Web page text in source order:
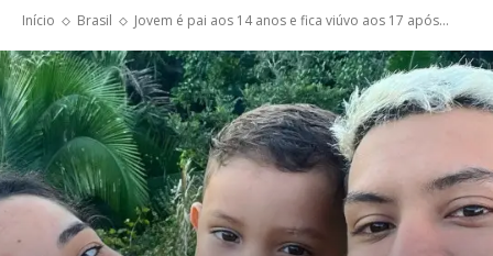
Início Brasil Jovem é pai aos 14 anos e fica viúvo aos 17 após...